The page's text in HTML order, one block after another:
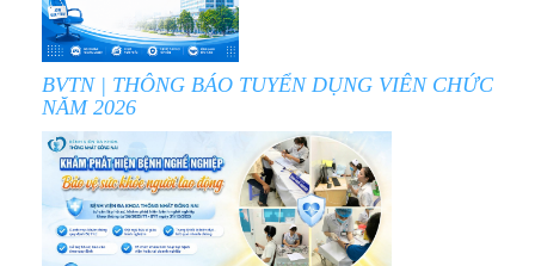
BVTN | THÔNG BÁO TUYỂN DỤNG VIÊN CHỨC
NĂM 2026